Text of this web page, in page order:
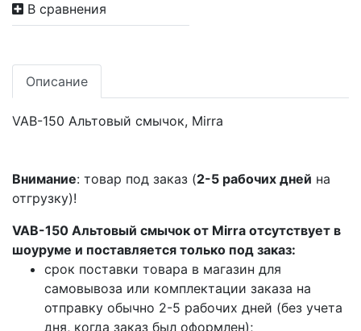
В сравнения
Описание
VAB-150 Альтовый смычок, Mirra
Внимание: товар под заказ (2-5 рабочих дней на
отгрузку)!
VAB-150 Альтовый смычок от Mirra отсутствует в
шоуруме и поставляется только под заказ:
срок поставки товара в магазин для
самовывоза или комплектации заказа на
отправку обычно 2-5 рабочих дней (без учета
дня, когда заказ был оформлен);